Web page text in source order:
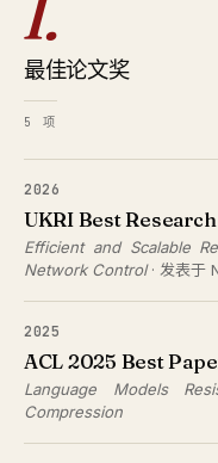
I.
最佳论文奖
5 项
2026
UKRI Best
Efficient and Scalable
Network Control· 发表于
2025
ACL 2025 Best
Language Models
Compression